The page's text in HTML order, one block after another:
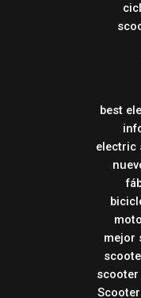
best
electric
mejor